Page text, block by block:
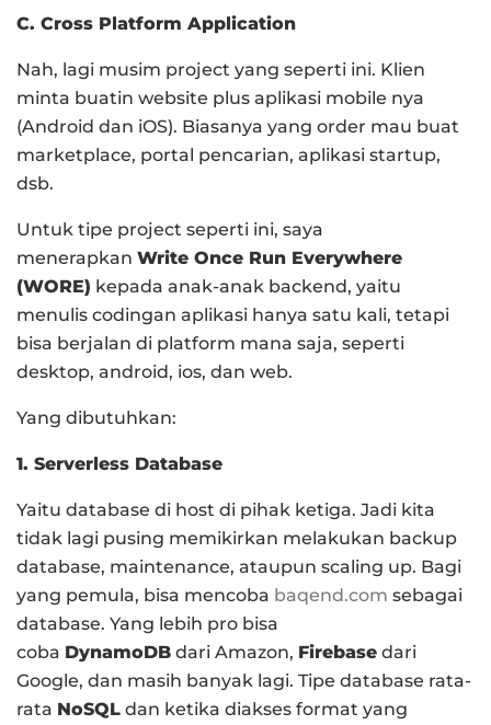
C. Cross Platform Application
Nah, lagi musim project yang seperti ini. Klien
minta buatin website plus aplikasi mobile nya
(Android dan iOS). Biasanya yang order mau buat
marketplace, portal pencarian, aplikasi startup,
dsb.
Untuk tipe project seperti ini, saya
menerapkan Write Once Run Everywhere
(WORE) kepada anak-anak backend, yaitu
menulis codingan aplikasi hanya satu kali, tetapi
bisa berjalan di platform mana saja, seperti
desktop, android, ios, dan web.
Yang dibutuhkan:
1. Serverless Database
Yaitu database di host di pihak ketiga. Jadi kita
tidak lagi pusing memikirkan melakukan backup
database, maintenance, ataupun scaling up. Bagi
yang pemula, bisa mencoba baqend.com sebagai
database. Yang lebih pro bisa
coba DynamoDB dari Amazon, Firebase dari
Google, dan masih banyak lagi. Tipe database rata-
rata NoSQL dan ketika diakses format yang